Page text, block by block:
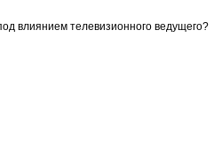
влиянием телевизионного ведущего?